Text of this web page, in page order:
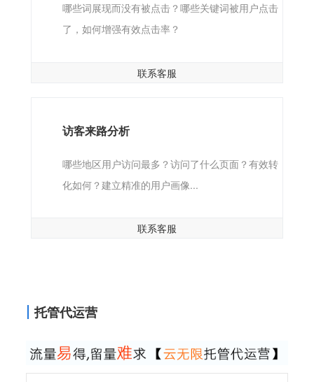
哪些词展现而没有被点击？哪些关键词被用户点击
了，如何增强有效点击率？
联系客服
访客来路分析
哪些地区用户访问最多？访问了什么页面？有效转
化如何？建立精准的用户画像...
联系客服
托管代运营